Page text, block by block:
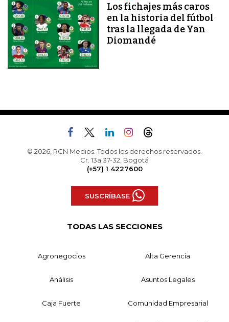
Los fichajes más caros
en la historia del fútbol
tras la llegada de Yan
Diomandé
© 2026, RCN Medios. Todos los derechos reservados.
Cr. 13a 37-32, Bogotá
(+57) 1 4227600
SUSCRÍBASE
TODAS LAS SECCIONES
Agronegocios Alta Gerencia
Análisis Asuntos Legales
Caja Fuerte Comunidad Empresarial